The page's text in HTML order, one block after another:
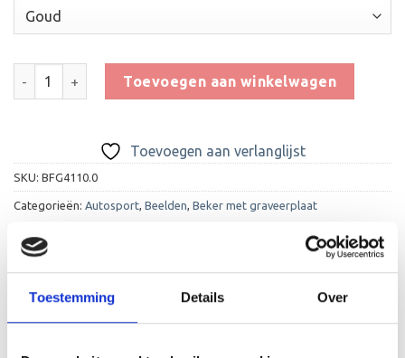
Toestemming Details Over
Beeld FG4110.0 aantal
Toevoegen aan winkelwagen
Toevoegen aan verlanglijst
SKU: BFG4110.0
Categorieën: Autosport, Beelden, Beker met graveerplaat
BESCHRIJVING